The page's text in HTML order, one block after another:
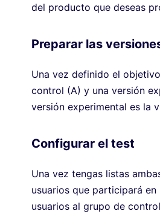
del producto que deseas
Preparar las
Una vez definido el
control (A) y una versión
versión experimental es la
Configurar el test
Una vez tengas listas
usuarios que participará
usuarios al grupo de